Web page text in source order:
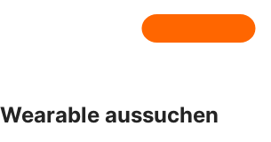
Wearable aussuchen